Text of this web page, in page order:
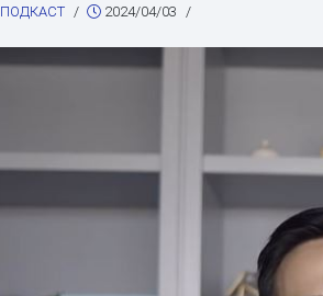
ПОДКАСТ / 2024/04/03 /